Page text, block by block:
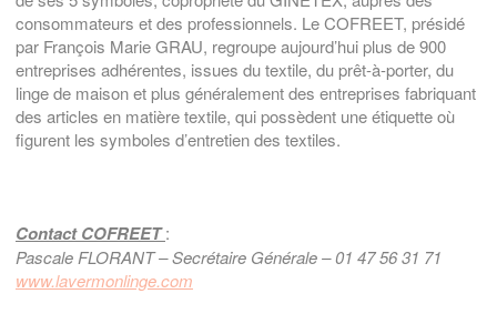
consommateurs et des professionnels. Le COFREET, présidé
par François Marie GRAU, regroupe aujourd’hui plus de 900
entreprises adhérentes, issues du textile, du prêt-à-porter, du
linge de maison et plus généralement des entreprises fabriquant
des articles en matière textile, qui possèdent une étiquette où
figurent les symboles d’entretien des textiles.
Contact COFREET:
Pascale FLORANT – Secrétaire Générale – 01 47 56 31 71
www.lavermonlinge.com